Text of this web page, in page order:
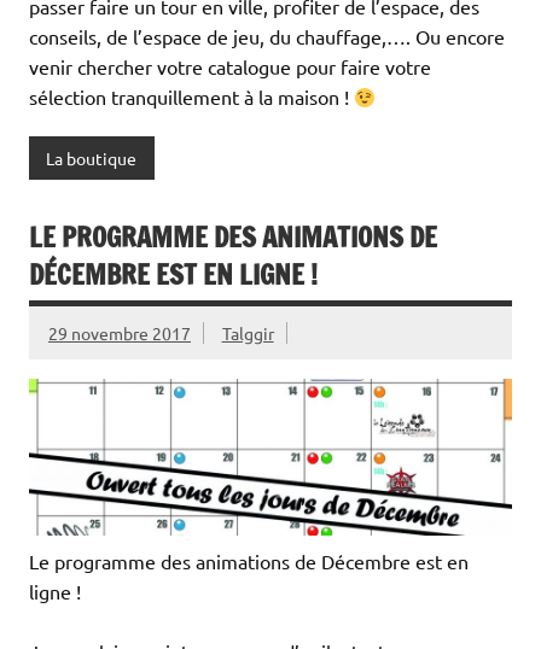
passer faire un tour en ville, profiter de l’espace, des
conseils, de l’espace de jeu, du chauffage,…. Ou encore
venir chercher votre catalogue pour faire votre
sélection tranquillement à la maison !
La boutique
LE PROGRAMME DES ANIMATIONS DE
DÉCEMBRE EST EN LIGNE !
29 novembre 2017 Talggir
Le programme des animations de Décembre est en
ligne !